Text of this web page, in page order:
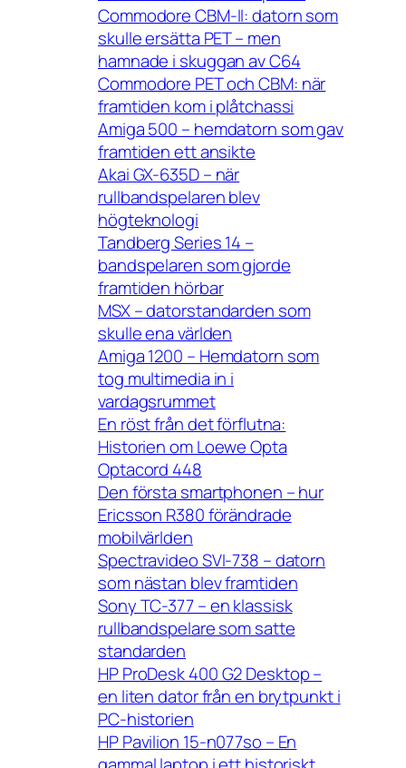
Commodore CBM-II: datorn som
skulle ersätta PET – men
hamnade i skuggan av C64
Commodore PET och CBM: när
framtiden kom i plåtchassi
Amiga 500 – hemdatorn som gav
framtiden ett ansikte
Akai GX-635D – när
rullbandspelaren blev
högteknologi
Tandberg Series 14 –
bandspelaren som gjorde
framtiden hörbar
MSX – datorstandarden som
skulle ena världen
Amiga 1200 – Hemdatorn som
tog multimedia in i
vardagsrummet
En röst från det förflutna:
Historien om Loewe Opta
Optacord 448
Den första smartphonen – hur
Ericsson R380 förändrade
mobilvärlden
Spectravideo SVI-738 – datorn
som nästan blev framtiden
Sony TC-377 – en klassisk
rullbandspelare som satte
standarden
HP ProDesk 400 G2 Desktop –
en liten dator från en brytpunkt i
PC-historien
HP Pavilion 15-n077so – En